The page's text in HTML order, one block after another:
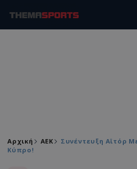
Αρχική ΑEK
Συνέντευξη Αϊτόρ
Κύπρο!